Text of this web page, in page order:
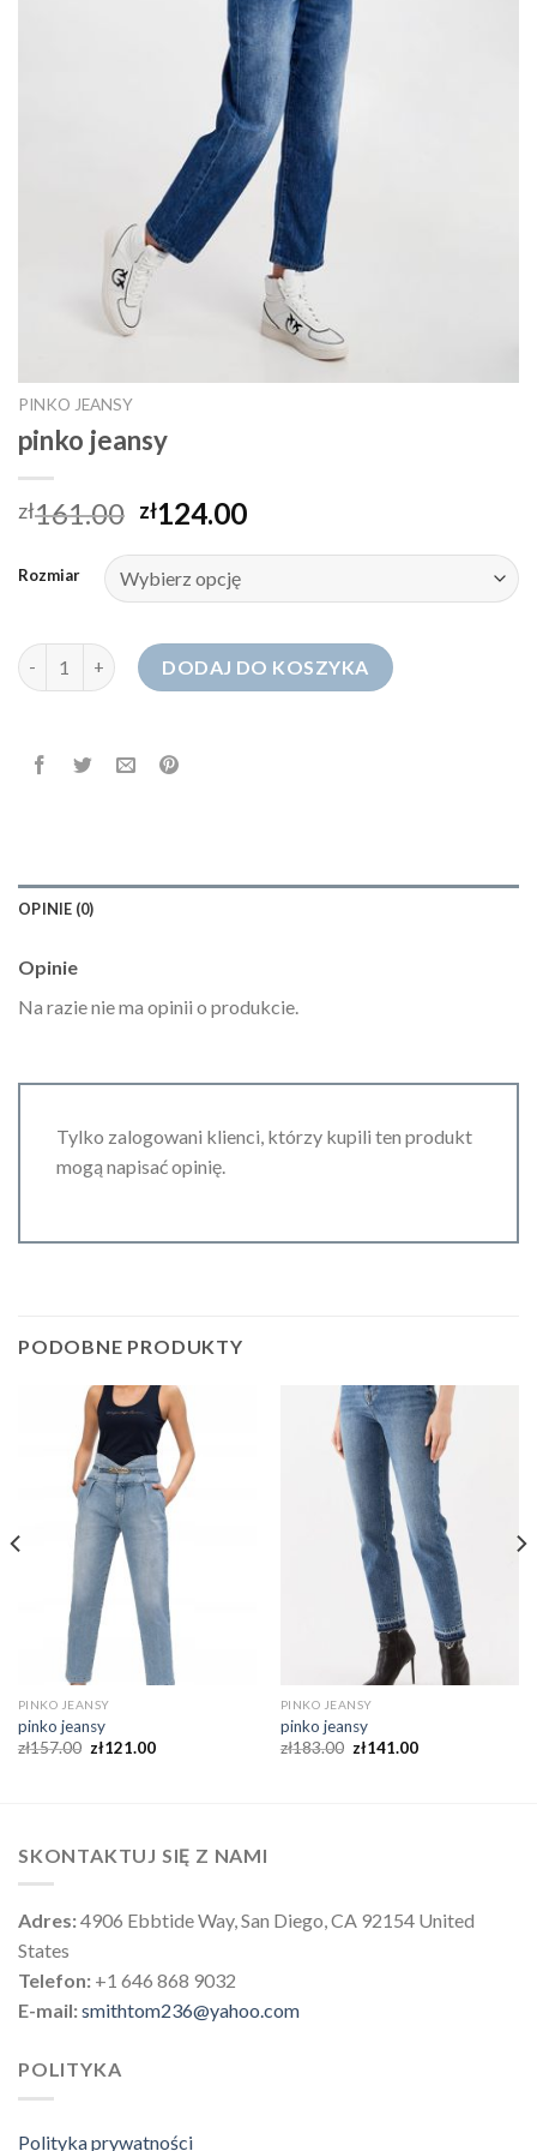
PINKO JEANSY
pinko jeansy
zł161.00 zł124.00
Rozmiar
ilość pinko jeansy DODAJ DO KOSZYKA
OPINIE (0)
Opinie
Na razie nie ma opinii o produkcie.
Tylko zalogowani klienci, którzy kupili ten produkt
mogą napisać opinię.
PODOBNE PRODUKTY
PINKO JEANSY
pinko jeansy
zł157.00 zł121.00
PINKO JEANSY
pinko jeansy
zł183.00 zł141.00
SKONTAKTUJ SIĘ Z NAMI
Adres:4906 Ebbtide Way, San Diego, CA 92154 United
States
Telefon: +1 646 868 9032
E-mail:smithtom236@yahoo.com
POLITYKA
Polityka prywatności